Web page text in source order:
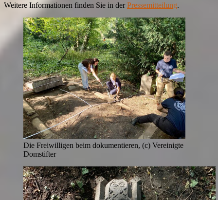
Weitere Informationen finden Sie in derPressemitteilung.
Die Freiwilligen beim dokumentieren, (c) Vereinigte
Domstifter